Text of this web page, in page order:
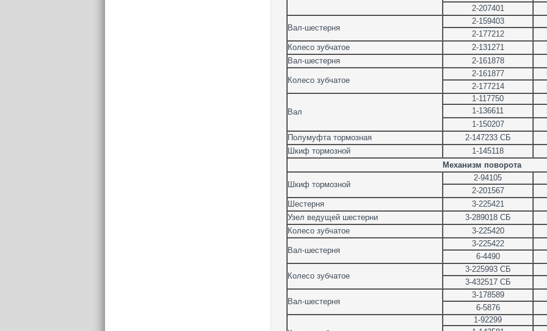
2-207401
Вал-шестерня
2-159403
2-177212
Колесо зубчатое
2-131271
Вал-шестерня
2-161878
Колесо зубчатое
2-161877
2-177214
Вал
1-117750
1-136611
1-150207
Полумуфта тормозная
2-147233 СБ
Шкиф тормозной
1-145118
Механизм поворота
Шкиф тормозной
2-94105
2-201567
Шестерня
3-225421
Узел ведущей шестерни
3-289018 СБ
Колесо зубчатое
3-225420
Вал-шестерня
3-225422
6-4490
Колесо зубчатое
3-225993 СБ
3-432517 СБ
Вал-шестерня
3-178589
6-5876
1-92299